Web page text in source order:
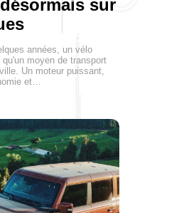
sur
années, un vélo
moyen de transport
Un moteur puissant,
et…